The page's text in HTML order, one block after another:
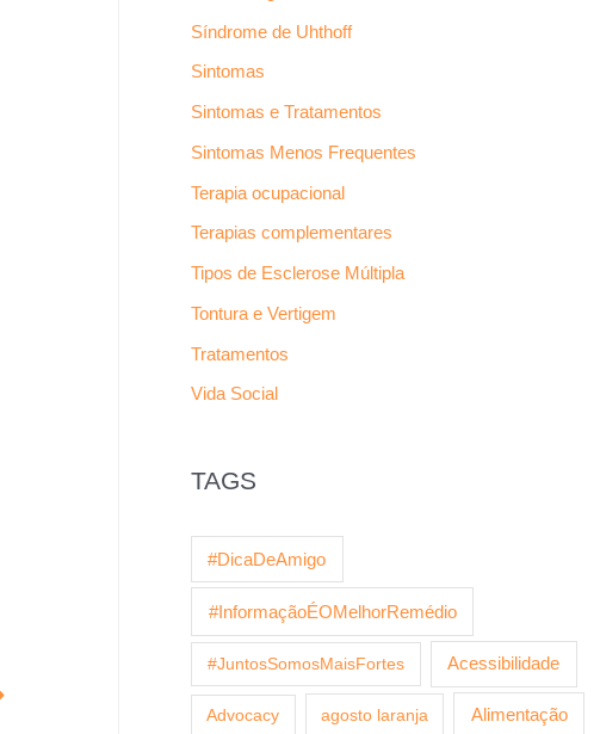
Síndrome de Uhthoff
Sintomas
Sintomas e Tratamentos
Sintomas Menos Frequentes
Terapia ocupacional
Terapias complementares
Tipos de Esclerose Múltipla
Tontura e Vertigem
Tratamentos
Vida Social
TAGS
#DicaDeAmigo
#InformaçãoÉOMelhorRemédio
#JuntosSomosMaisFortes Acessibilidade
Advocacy agosto laranja Alimentação